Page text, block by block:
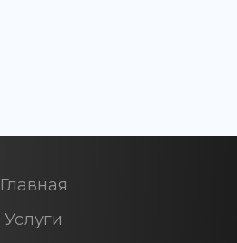
Главная
Услуги